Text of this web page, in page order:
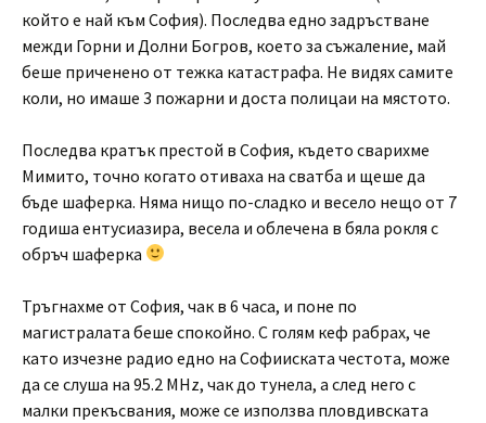
който е най към София). Последва едно задръстване
межди Горни и Долни Богров, което за съжаление, май
беше приченено от тежка катастрафа. Не видях самите
коли, но имаше 3 пожарни и доста полицаи на мястото.
Последва кратък престой в София, където сварихме
Мимито, точно когато отиваха на сватба и щеше да
бъде шаферка. Няма нищо по-сладко и весело нещо от 7
годиша ентусиазира, весела и облечена в бяла рокля с
обръч шаферка
Тръгнахме от София, чак в 6 часа, и поне по
магистралата беше спокойно. С голям кеф рабрах, че
като изчезне радио едно на Софииската честота, може
да се слуша на 95.2 MHz, чак до тунела, а след него с
малки прекъсвания, може се използва пловдивската